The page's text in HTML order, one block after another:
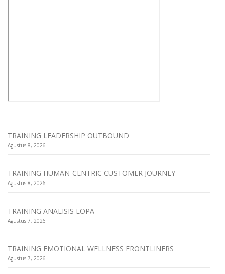
TRAINING LEADERSHIP OUTBOUND
Agustus 8, 2026
TRAINING HUMAN-CENTRIC CUSTOMER JOURNEY
Agustus 8, 2026
TRAINING ANALISIS LOPA
Agustus 7, 2026
TRAINING EMOTIONAL WELLNESS FRONTLINERS
Agustus 7, 2026